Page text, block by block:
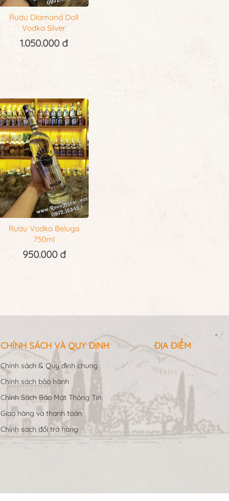
Rượu Diamond Doll
Vodka Silver
1.050.000 đ
Rượu Vodka Beluga
750ml
950.000 đ
CHÍNH SÁCH VÀ QUY ĐỊNH
Chính sách & Quy định chung
Chính sách bảo hành
Chính Sách Bảo Mật Thông Tin
Giao hàng và thanh toán
Chính sách đổi trả hàng
ĐỊA ĐIỂM